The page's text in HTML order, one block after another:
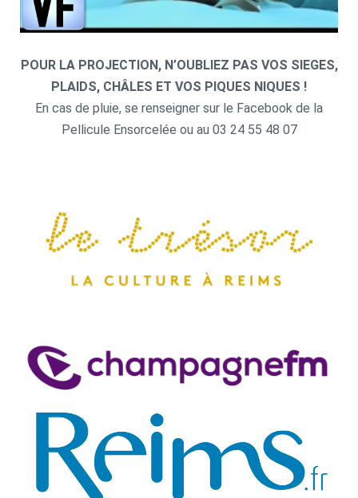
POUR LA PROJECTION, N’OUBLIEZ PAS VOS SIEGES,
PLAIDS, CHÂLES ET VOS PIQUES NIQUES !
En cas de pluie, se renseigner sur le Facebook de la
Pellicule Ensorcelée ou au 03 24 55 48 07